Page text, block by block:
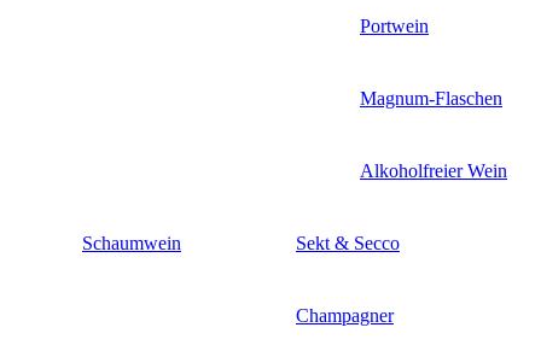
Portwein
Magnum-Flaschen
Alkoholfreier Wein
Schaumwein Sekt & Secco
Champagner